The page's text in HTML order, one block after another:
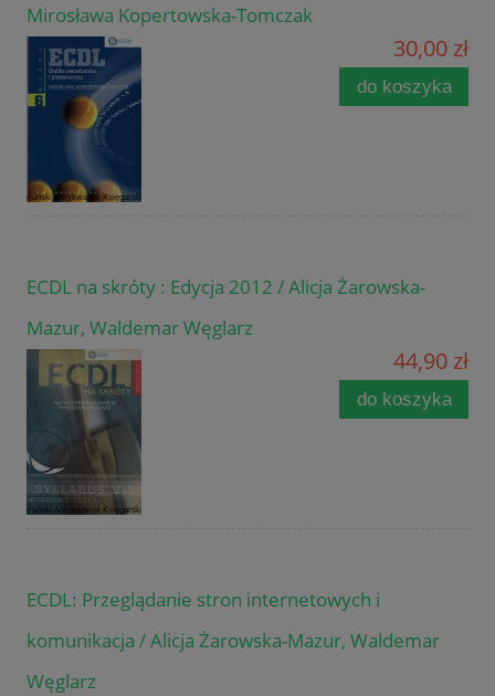
Mirosława Kopertowska-Tomczak
30,00 zł
do koszyka
ECDL na skróty : Edycja 2012 / Alicja Żarowska-
Mazur, Waldemar Węglarz
44,90 zł
do koszyka
ECDL: Przeglądanie stron internetowych i
komunikacja / Alicja Żarowska-Mazur, Waldemar
Węglarz